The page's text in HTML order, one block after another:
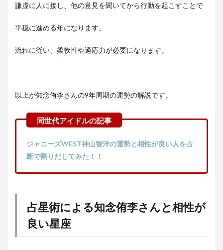
謙虚に人に接し、他の意見を聞いてから行動を起こすことで
平穏に進める年になります。
流れに従い、柔軟性や適応力が必要になります。
以上が知念侑李さんの9年周期の運勢の解説です。
ジャニーズWEST神山智洋の運勢と相性が良い人を占
断で割りだしてみた！！
占星術による知念侑李さんと相性が
良い星座